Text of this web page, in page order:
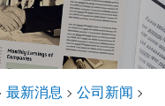
最新消息
公司新闻